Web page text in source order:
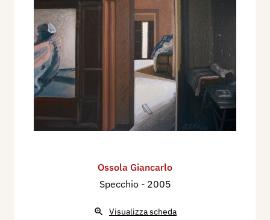
Ossola Giancarlo
Specchio - 2005
Visualizza scheda